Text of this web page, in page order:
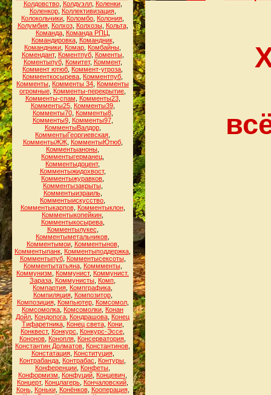
Колдовство, Колдуэлл, Коленки,
Коленкор, Коллективизация,
Колокольчики Коломбо Колония
Колумбия, Колхоз, Колхозы, Кольта,
Команда, Команда РПЦ
Командировка, Командник,
Командники Комар Комбайны
Комендант, Коментпуб, Коменты,
Коментыпуб, Комитет, Коммент,
Коммент ютюб Коммент-угроза
Комменткосырева Комментпуб
Комменты Комменты 34 Комменты
огромные Комменты-перекрытие
Комменты-спам
Комменты23,
Комменты25, Комменты39,
Комменты70, Комменты8,
Комменты9, Комменты97,
КомментыВалдор,
КомментыГеоргиевская
КомментыЖЖ, КомментыЮтюб,
Комментыаноны
Комментыгерманец
Комментыдоцент,
Комментыжидохвост,
Комментыжуравков
Комментызакрыты,
Комментыизраиль,
Комментыискусство
Комментыкарпов, Комментыклон,
Комментыкопейкин
Комментыкосырева,
Комментылукес
Комментыметальников
Комментымои, Комментынов,
Комментыпанк Комментыподдержка
Комментыпуб, Комментысексоты,
Комментытатьяна, Коммменты,
Коммунизм
Коммунист, Коммунист.
Зараза Коммунисты Комп
Компартия Компграфика
Компиляция, Композитор,
Композиция, Компьютер, Комсомол,
Комсомолка Комсомолки Конан
Дойл Кондопога Кондрашова Конец
Тифаретника, Конец света, Кони,
Конквест, Конкурс Конкурс-Эссе
Кононов Конопля Консерватория
Константин Долматов Константинов
Констатация, Конституция,
Контрабанда Контрабас Контуры
Конференции Конфеты
Конформизм
Конфуций Концевич
Концерт, Концлагерь Кончаловский
Конь, Коньки, Конёнков, Кооперация,